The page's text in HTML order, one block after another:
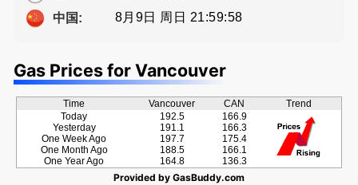
房屋买卖,
资产规划管
中国:
8月9日 周日 21:59:59
Gas Prices for Vancouver
Time Vancouver CAN
Trend
Today
Yesterday
One Week Ago
One Month Ago
One Year Ago
192.5
191.1
197.7
188.5
164.8
166.9
166.3
175.4
166.1
136.3
Provided by GasBuddy.com